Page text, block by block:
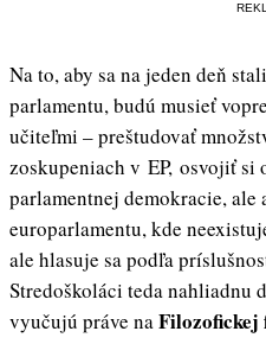
Na to, aby sa na jeden deň
parlamentu, budú musieť
učiteľmi – preštudovať
zoskupeniach v EP, osvojiť si
parlamentnej demokracie,
europarlamentu, kde
ale hlasuje sa podľa
Stredoškoláci teda nahliadnu
vyučujú práve naFilozofickej